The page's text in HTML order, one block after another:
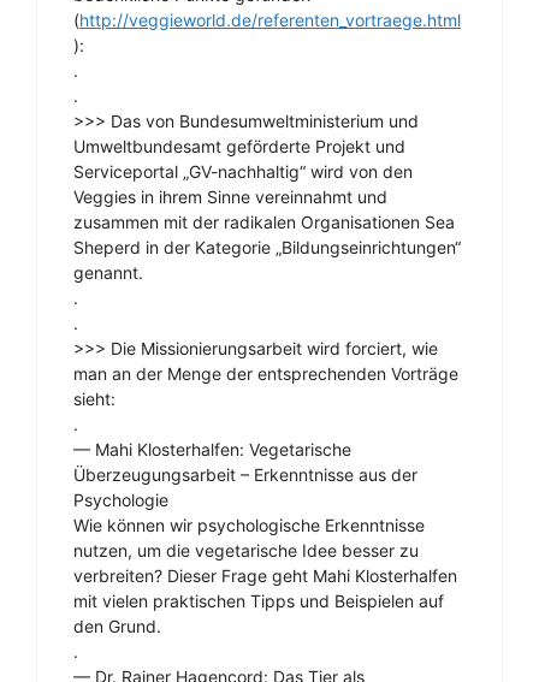
(http://veggieworld.de/referenten_vortraege.html
):
.
.
>>> Das von Bundesumweltministerium und
Umweltbundesamt geförderte Projekt und
Serviceportal „GV-nachhaltig“ wird von den
Veggies in ihrem Sinne vereinnahmt und
zusammen mit der radikalen Organisationen Sea
Sheperd in der Kategorie „Bildungseinrichtungen“
genannt.
.
.
>>> Die Missionierungsarbeit wird forciert, wie
man an der Menge der entsprechenden Vorträge
sieht:
.
— Mahi Klosterhalfen: Vegetarische
Überzeugungsarbeit – Erkenntnisse aus der
Psychologie
Wie können wir psychologische Erkenntnisse
nutzen, um die vegetarische Idee besser zu
verbreiten? Dieser Frage geht Mahi Klosterhalfen
mit vielen praktischen Tipps und Beispielen auf
den Grund.
.
— Dr. Rainer Hagencord: Das Tier als